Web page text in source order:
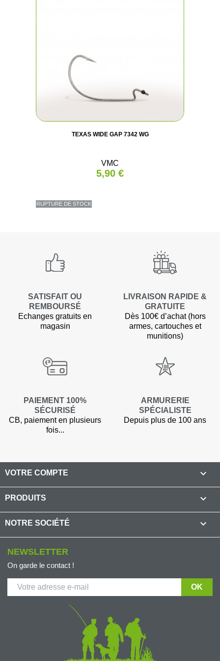
TEXAS WIDE GAP 7342 WG
VMC
5,90 €
RUPTURE DE STOCK
SATISFAIT OU
REMBOURSÉ
Echanges gratuits en
magasin
LIVRAISON RAPIDE &
GRATUITE
Dès 100€ d’achat (hors
armes, cartouches et
munitions)
PAIEMENT 100%
SÉCURISÉ
CB, paiement en plusieurs
fois...
ARMURERIE
SPÉCIALISTE
Depuis plus de 100 ans
VOTRE COMPTE 
PRODUITS 
NOTRE SOCIÉTÉ 
NEWSLETTER
On garde le contact !